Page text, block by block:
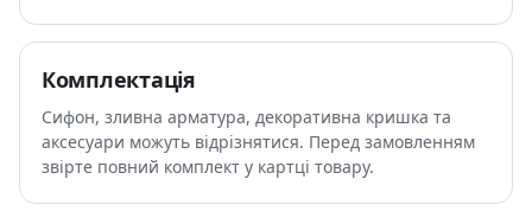
Комплектація
Сифон, зливна арматура, декоративна кришка та
аксесуари можуть відрізнятися. Перед замовленням
звірте повний комплект у картці товару.